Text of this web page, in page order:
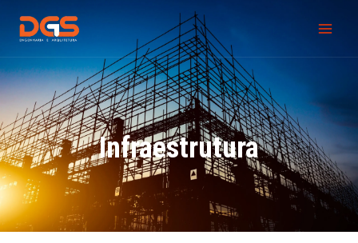
para
conteúdo
Infraestrutura